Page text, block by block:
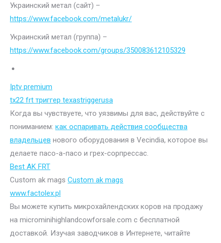
Украинский метал (сайт) –
https://www.facebook.com/metalukr/
Украинский метал (группа) –
https://www.facebook.com/groups/350083612105329
Iptv premium
tx22 frt триггер texastriggerusa
Когда вы чувствуете, что уязвимы для вас, действуйте с
пониманием: как оспаривать действия сообщества
владельцев нового оборудования в Vecindia, которое вы
делаете пасо-а-пасо и грех-сорпрессас.
Best AK FRT
Custom ak mags Custom ak mags
www.factolex.pl
Вы можете купить микрохайлендских коров на продажу
на microminihighlandcowforsale.com с бесплатной
доставкой. Изучая заводчиков в Интернете, читайте